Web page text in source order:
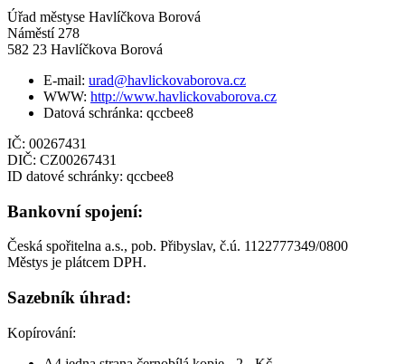
Úřad městyse Havlíčkova Borová
Náměstí 278
582 23 Havlíčkova Borová
E-mail: urad@havlickovaborova.cz
WWW: http://www.havlickovaborova.cz
Datová schránka: qccbee8
IČ: 00267431
DIČ: CZ00267431
ID datové schránky: qccbee8
Bankovní spojení:
Česká spořitelna a.s., pob. Přibyslav, č.ú. 1122777349/0800
Městys je plátcem DPH.
Sazebník úhrad:
Kopírování: